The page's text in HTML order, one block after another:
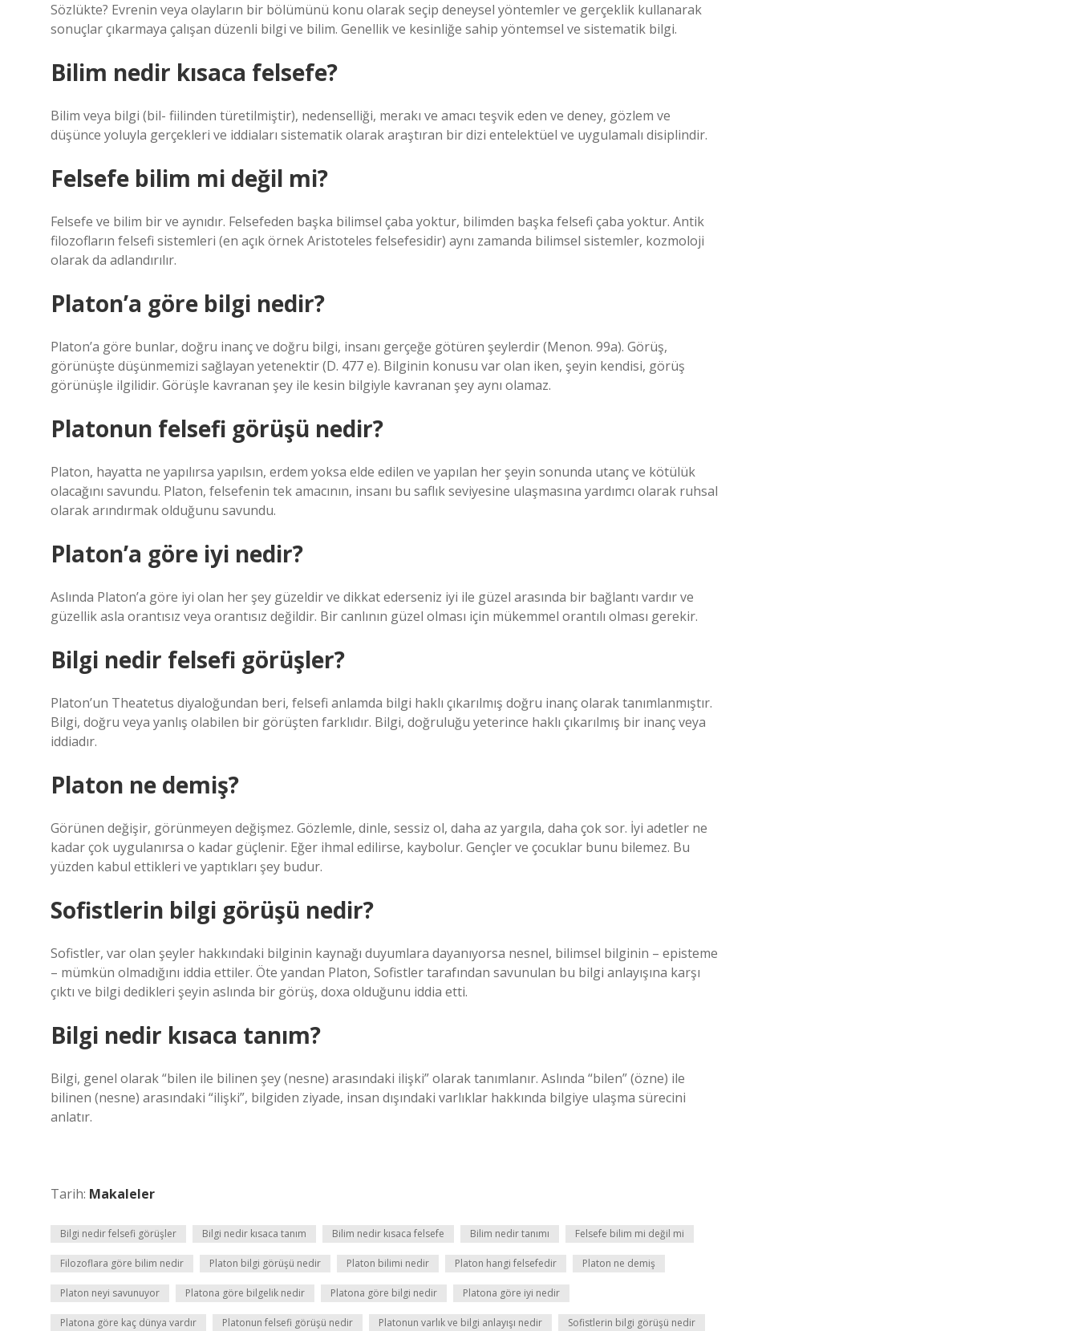
Sözlükte? Evrenin veya olayların bir bölümünü konu olarak seçip deneysel yöntemler ve gerçeklik kullanarak
sonuçlar çıkarmaya çalışan düzenli bilgi ve bilim. Genellik ve kesinliğe sahip yöntemsel ve sistematik bilgi.
Bilim nedir kısaca felsefe?
Bilim veya bilgi (bil- fiilinden türetilmiştir), nedenselliği, merakı ve amacı teşvik eden ve deney, gözlem ve
düşünce yoluyla gerçekleri ve iddiaları sistematik olarak araştıran bir dizi entelektüel ve uygulamalı disiplindir.
Felsefe bilim mi değil mi?
Felsefe ve bilim bir ve aynıdır. Felsefeden başka bilimsel çaba yoktur, bilimden başka felsefi çaba yoktur. Antik
filozofların felsefi sistemleri (en açık örnek Aristoteles felsefesidir) aynı zamanda bilimsel sistemler, kozmoloji
olarak da adlandırılır.
Platon’a göre bilgi nedir?
Platon’a göre bunlar, doğru inanç ve doğru bilgi, insanı gerçeğe götüren şeylerdir (Menon. 99a). Görüş,
görünüşte düşünmemizi sağlayan yetenektir (D. 477 e). Bilginin konusu var olan iken, şeyin kendisi, görüş
görünüşle ilgilidir. Görüşle kavranan şey ile kesin bilgiyle kavranan şey aynı olamaz.
Platonun felsefi görüşü nedir?
Platon, hayatta ne yapılırsa yapılsın, erdem yoksa elde edilen ve yapılan her şeyin sonunda utanç ve kötülük
olacağını savundu. Platon, felsefenin tek amacının, insanı bu saflık seviyesine ulaşmasına yardımcı olarak ruhsal
olarak arındırmak olduğunu savundu.
Platon’a göre iyi nedir?
Aslında Platon’a göre iyi olan her şey güzeldir ve dikkat ederseniz iyi ile güzel arasında bir bağlantı vardır ve
güzellik asla orantısız veya orantısız değildir. Bir canlının güzel olması için mükemmel orantılı olması gerekir.
Bilgi nedir felsefi görüşler?
Platon’un Theatetus diyaloğundan beri, felsefi anlamda bilgi haklı çıkarılmış doğru inanç olarak tanımlanmıştır.
Bilgi, doğru veya yanlış olabilen bir görüşten farklıdır. Bilgi, doğruluğu yeterince haklı çıkarılmış bir inanç veya
iddiadır.
Platon ne demiş?
Görünen değişir, görünmeyen değişmez. Gözlemle, dinle, sessiz ol, daha az yargıla, daha çok sor. İyi adetler ne
kadar çok uygulanırsa o kadar güçlenir. Eğer ihmal edilirse, kaybolur. Gençler ve çocuklar bunu bilemez. Bu
yüzden kabul ettikleri ve yaptıkları şey budur.
Sofistlerin bilgi görüşü nedir?
Sofistler, var olan şeyler hakkındaki bilginin kaynağı duyumlara dayanıyorsa nesnel, bilimsel bilginin – episteme
– mümkün olmadığını iddia ettiler. Öte yandan Platon, Sofistler tarafından savunulan bu bilgi anlayışına karşı
çıktı ve bilgi dedikleri şeyin aslında bir görüş, doxa olduğunu iddia etti.
Bilgi nedir kısaca tanım?
Bilgi, genel olarak “bilen ile bilinen şey (nesne) arasındaki ilişki” olarak tanımlanır. Aslında “bilen” (özne) ile
bilinen (nesne) arasındaki “ilişki”, bilgiden ziyade, insan dışındaki varlıklar hakkında bilgiye ulaşma sürecini
anlatır.
Tarih: Makaleler
Bilgi nedir felsefi görüşler Bilgi nedir kısaca tanım Bilim nedir kısaca felsefe Bilim nedir tanımı Felsefe bilim mi değil mi
Filozoflara göre bilim nedir Platon bilgi görüşü nedir Platon bilimi nedir Platon hangi felsefedir Platon ne demiş
Platon neyi savunuyor Platona göre bilgelik nedir Platona göre bilgi nedir Platona göre iyi nedir
Platona göre kaç dünya vardır Platonun felsefi görüşü nedir Platonun varlık ve bilgi anlayışı nedir Sofistlerin bilgi görüşü nedir